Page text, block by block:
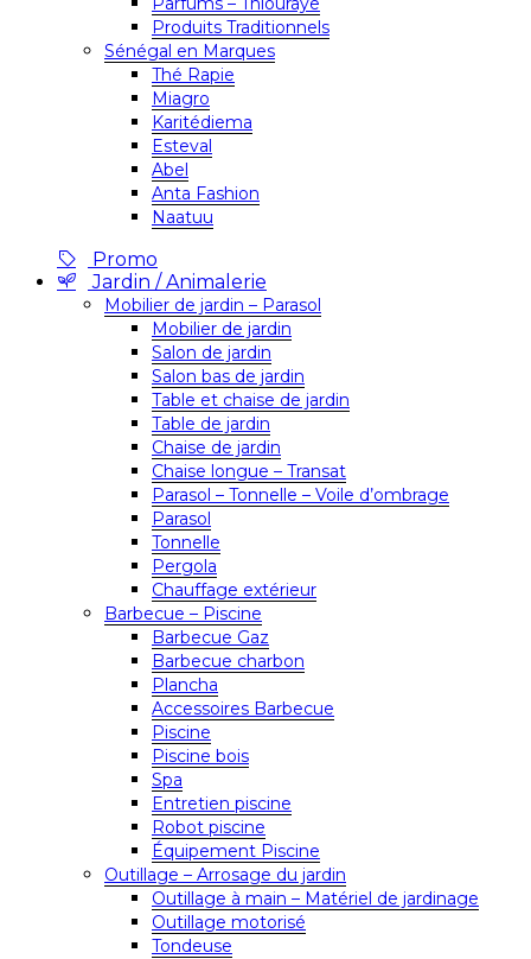
Produits Traditionnels
Sénégal en Marques
Thé Rapie
Miagro
Karitédiema
Esteval
Abel
Anta Fashion
Naatuu
Promo
Jardin / Animalerie
Mobilier de jardin – Parasol
Mobilier de jardin
Salon de jardin
Salon bas de jardin
Table et chaise de jardin
Table de jardin
Chaise de jardin
Chaise longue – Transat
Parasol – Tonnelle – Voile d’ombrage
Parasol
Tonnelle
Pergola
Chauffage extérieur
Barbecue – Piscine
Barbecue Gaz
Barbecue charbon
Plancha
Accessoires Barbecue
Piscine
Piscine bois
Spa
Entretien piscine
Robot piscine
Équipement Piscine
Outillage – Arrosage du jardin
Outillage à main – Matériel de jardinage
Outillage motorisé
Tondeuse